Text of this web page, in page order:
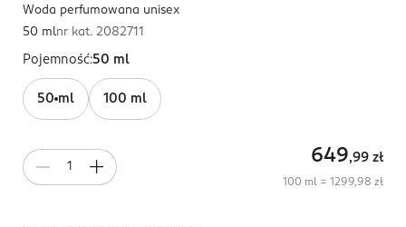
Woda perfumowana unisex
50 mlnr kat. 2082711
Pojemność:50 ml
50 ml 100 ml
649,99 zł
100 ml = 1299,98 zł